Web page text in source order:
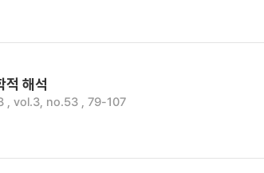
적 해석
, vol.3, no.53 , 79-107